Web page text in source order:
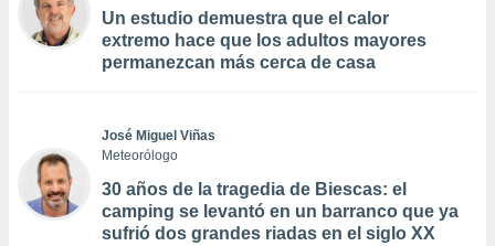
Un estudio demuestra que el calor
extremo hace que los adultos mayores
permanezcan más cerca de casa
José Miguel Viñas
Meteorólogo
30 años de la tragedia de Biescas: el
camping se levantó en un barranco que ya
sufrió dos grandes riadas en el siglo XX